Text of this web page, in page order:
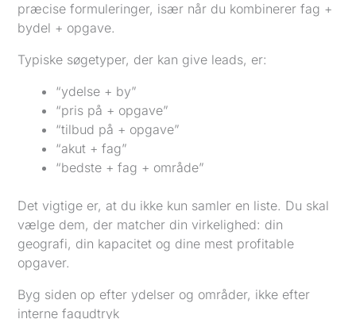
præcise formuleringer, især når du kombinerer fag +
bydel + opgave.
Typiske søgetyper, der kan give leads, er:
“ydelse + by”
“pris på + opgave”
“tilbud på + opgave”
“akut + fag”
“bedste + fag + område”
Det vigtige er, at du ikke kun samler en liste. Du skal
vælge dem, der matcher din virkelighed: din
geografi, din kapacitet og dine mest profitable
opgaver.
Byg siden op efter ydelser og områder, ikke efter
interne fagudtryk